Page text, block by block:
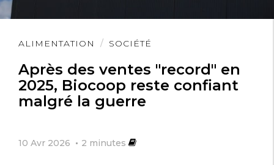
ALIMENTATION SOCIÉTÉ
Après des ventes "record" en
2025, Biocoop reste confiant
malgré la guerre
10 Avr 2026 2 minutes
Lire